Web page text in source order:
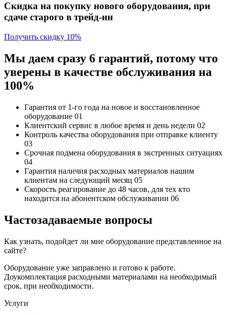
Скидка на покупку нового оборудования, при
сдаче старого в трейд-ин
Получить скидку 10%
Мы даем сразу 6 гарантий, потому что
уверены в качестве обслуживания на
100%
Гарантия от 1-го года на новое и восстановленное
оборудование 01
Клиентский сервис в любое время и день недели 02
Контроль качества оборудования при отправке клиенту
03
Срочная подмена оборудования в экстренных ситуациях
04
Гарантия наличия расходных материалов нашим
клиентам на следующий месяц 05
Скорость реагирование до 48 часов, для тех кто
находится на абонентском обслуживании 06
Частозадаваемые вопросы
Как узнать, подойдет ли мне оборудование представленное на
сайте?
Оборудование уже заправлено и готово к работе.
Доукомплектация расходными материалами на необходимый
срок, при необходимости.
Услуги